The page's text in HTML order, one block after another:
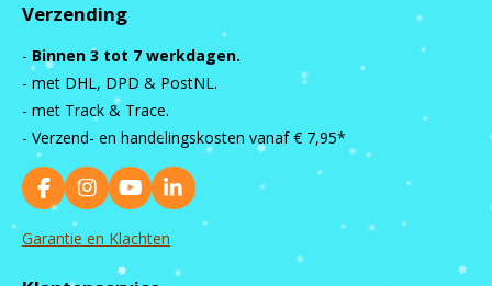
Verzending
- Binnen 3 tot 7 werkdagen.
- met DHL, DPD & PostNL.
- met Track & Trace.
- Verzend- en handelingskosten vanaf € 7,95*
F
a
c
I
n
s
Y
o
u
L
i
e
Garantie en Klachten